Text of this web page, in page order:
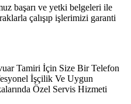
başarı ve yetki belgeleri ile
çalışıp işlerimizi garanti
Tamiri İçin Size Bir Telefon
İşçilik Ve Uygun
Özel Servis Hizmeti